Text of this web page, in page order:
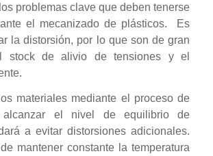
problemas clave que deben tenerse
el mecanizado de plásticos.
Es
la distorsión, por lo que son de gran
stock de alivio de tensiones y el
materiales mediante el proceso de
alcanzar el nivel de equilibrio de
a evitar distorsiones adicionales.
mantener constante la temperatura